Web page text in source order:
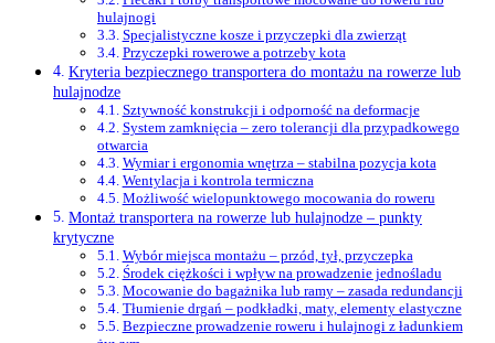
hulajnogi
Specjalistyczne kosze i przyczepki dla zwierząt
Przyczepki rowerowe a potrzeby kota
Kryteria bezpiecznego transportera do montażu na rowerze lub
hulajnodze
Sztywność konstrukcji i odporność na deformacje
System zamknięcia – zero tolerancji dla przypadkowego
otwarcia
Wymiar i ergonomia wnętrza – stabilna pozycja kota
Wentylacja i kontrola termiczna
Możliwość wielopunktowego mocowania do roweru
Montaż transportera na rowerze lub hulajnodze – punkty
krytyczne
Wybór miejsca montażu – przód, tył, przyczepka
Środek ciężkości i wpływ na prowadzenie jednośladu
Mocowanie do bagażnika lub ramy – zasada redundancji
Tłumienie drgań – podkładki, maty, elementy elastyczne
Bezpieczne prowadzenie roweru i hulajnogi z ładunkiem